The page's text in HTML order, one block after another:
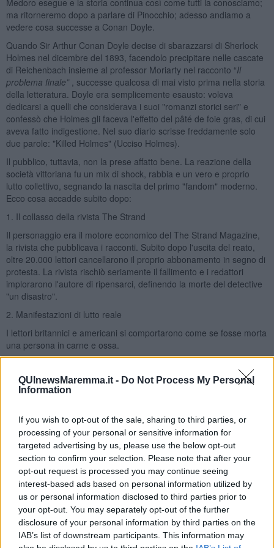
QUInewsMaremma.it - Do Not Process My Personal
Information
If you wish to opt-out of the sale, sharing to third parties, or
processing of your personal or sensitive information for
targeted advertising by us, please use the below opt-out
section to confirm your selection. Please note that after your
opt-out request is processed you may continue seeing
interest-based ads based on personal information utilized by
us or personal information disclosed to third parties prior to
your opt-out. You may separately opt-out of the further
disclosure of your personal information by third parties on the
IAB’s list of downstream participants. This information may
ma ritorneremo dopo a parlare di Pinocchio; adesso andiamo a
vedere cosa successe a Conan Doyle.
Quando Sir Arthur Conan Doyle decise di sbarazzarsi di Sherlock
Holmes nel dicembre del 1893, facendolo precipitare nelle cascate
di Reichenbach insieme al professor Moriarty nel racconto “Il
problema finale” , successe qualcosa di mai visto prima nella storia
della letteratura. Doyle era semplicemente esausto: voleva
dedicarsi a quelli che considerava i suoi "romanzi storici seri" e
confessò che Holmes gli faceva l'effetto del pâté de foie gras, di cui
aveva fatto indigestione. Nel suo diario scrisse freddamente solo
due parole: "Killed Holmes" (Ucciso Holmes).
Il pubblico, tuttavia, non la prese affatto bene. La reazione della
società vittoriana fu un mix di shock, rabbia e un vero e proprio
lutto collettivo, segnando la nascita del primo "fandom" moderno.
Ecco cosa accadde subito dopo:
1. Il collasso della rivista The Strand
Il personaggio era il motore economico del The Strand Magazine,
la rivista che pubblicava i racconti. Subito dopo l'uscita del reato,
oltre 20.000 lettori cancellarono il proprio abbonamento in segno di
protesta. La rivista rischiò seriamente il fallimento e i redattori
implorarono l'autore di ripensarci, definendo la morte del detective
"un disastro".
2. Manifestazioni di lutto reale
I lettori britannici e americani si comportarono come se fosse morta
una persona in carne e ossa.
gentiluomini che giravano per le strade di Londra indossando fasce
nere di lutto al braccio o sui cappelli.
Nacquero i primi club di protesta (i club "Keep Holmes Alive").
3. Lettere di insulti a Conan Doyle
Doyle fu sommerso da montagne di lettere da parte di fan furiosi.
Molti lo accusavano esplicitamente di "omicidio". Addirittura, si
racconta che una signora anziana lo abbia preso a ombrellate per
strada e che gli abbia scritto una lettera che iniziava con: "Bruto
che non sei altro!". Perfino la madre dello scrittore cercò in tutti i
modi di dissuaderlo dal farlo morire.
"Ho subìto una tale overdose di lui che mi sento nei suoi confronti